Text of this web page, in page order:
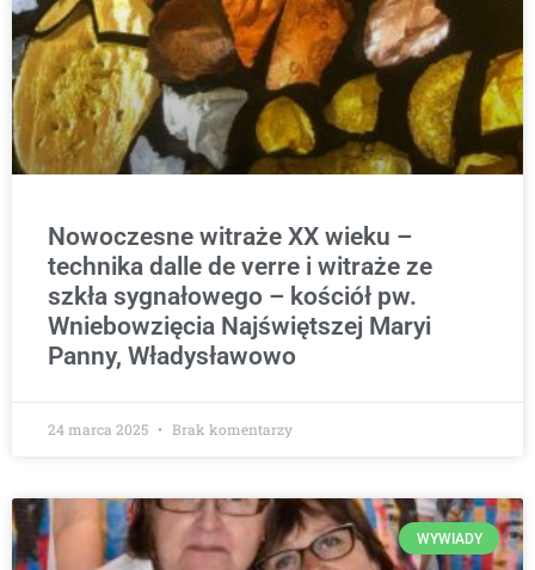
Nowoczesne witraże XX wieku –
technika dalle de verre i witraże ze
szkła sygnałowego – kościół pw.
Wniebowzięcia Najświętszej Maryi
Panny, Władysławowo
24 marca 2025 Brak komentarzy
WYWIADY